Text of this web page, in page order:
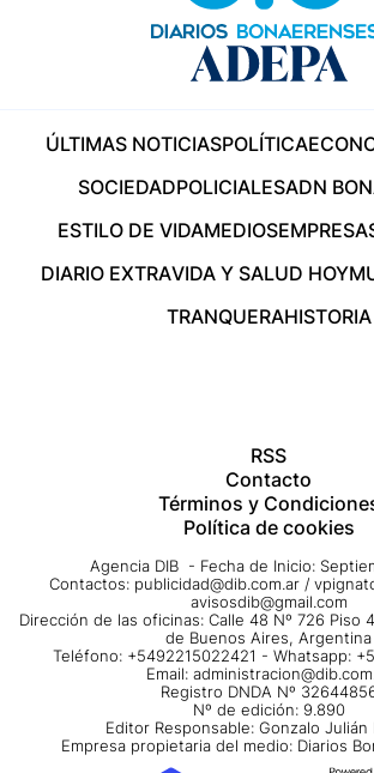
ÚLTIMAS NOTICIASPOLÍTICA
SOCIEDADPOLICIALESADN
ESTILO DE VIDAMEDIOS
DIARIO EXTRAVIDA Y SALUD HOY
TRANQUERAHISTORIA
RSS
Contacto
Términos y
Política de cookies
Agencia DIB - Fecha de Inicio:
Contactos: publicidad@dib.com.ar /
avisosdib@gmail.com
Dirección de las oficinas: Calle 48 Nº 726 Piso
de Buenos Aires, Argentina
Teléfono: +5492215022421 - Whatsapp:
Email:
Registro DNDA Nº
Nº de edición: 9.890
Editor Responsable: Gonzalo Julián
Empresa propietaria del medio: Diarios